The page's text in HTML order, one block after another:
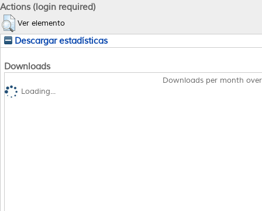
Actions (login required)
Ver elemento
Descargar estadísticas
Downloads
Downloads per month
Loading...